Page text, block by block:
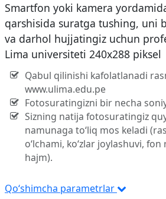
Smartfon yoki kamera
qarshisida suratga tushing, uni
va darhol hujjatingiz uchun
Lima universiteti 240x288 piksel
Qabul qilinishi kafolatlanadi
www.ulima.edu.pe
Fotosuratingizni bir necha
Sizning natija fotosuratingiz
namunaga to‘liq mos keladi
o‘lchami, ko‘zlar joylashuvi,
hajm).
Qo‘shimcha parametrlar